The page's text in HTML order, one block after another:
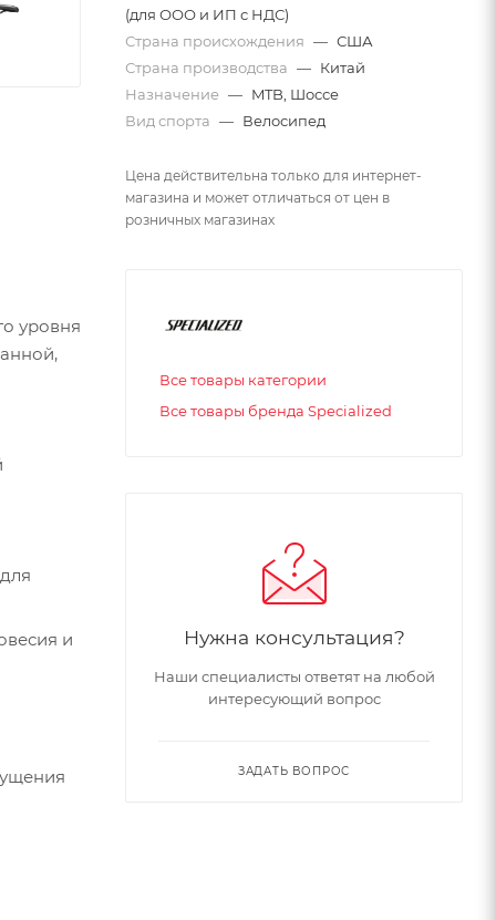
уровня
и
(для ООО и ИП с НДС)
Страна происхождения — США
Страна производства — Китай
Назначение — MTB, Шоссе
Вид спорта — Велосипед
Цена действительна только для интернет-
магазина и может отличаться от цен в
розничных магазинах
Все товары категории
Все товары бренда Specialized
Нужна консультация?
Наши специалисты ответят на любой
интересующий вопрос
ЗАДАТЬ ВОПРОС